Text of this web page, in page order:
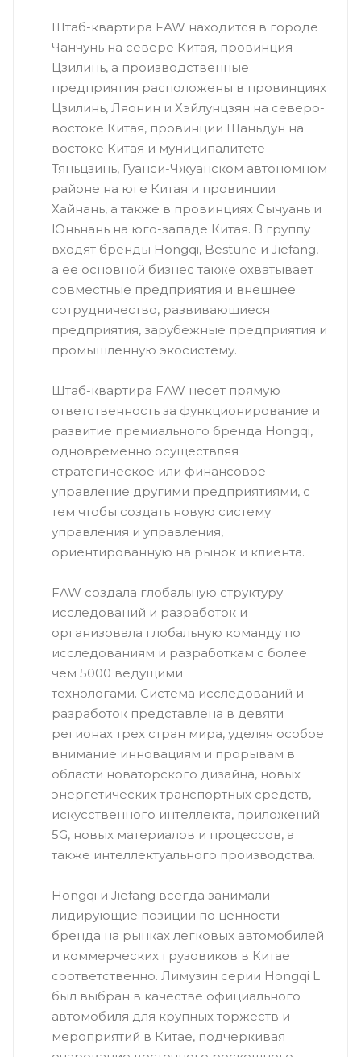
Штаб-квартира FAW находится в городе
Чанчунь на севере Китая, провинция
Цзилинь, а производственные
предприятия расположены в провинциях
Цзилинь, Ляонин и Хэйлунцзян на северо-
востоке Китая, провинции Шаньдун на
востоке Китая и муниципалитете
Тяньцзинь, Гуанси-Чжуанском автономном
районе на юге Китая и провинции
Хайнань, а также в провинциях Сычуань и
Юньнань на юго-западе Китая. В группу
входят бренды Hongqi, Bestune и Jiefang,
а ее основной бизнес также охватывает
совместные предприятия и внешнее
сотрудничество, развивающиеся
предприятия, зарубежные предприятия и
промышленную экосистему.
Штаб-квартира FAW несет прямую
ответственность за функционирование и
развитие премиального бренда Hongqi,
одновременно осуществляя
стратегическое или финансовое
управление другими предприятиями, с
тем чтобы создать новую систему
управления и управления,
ориентированную на рынок и клиента.
FAW создала глобальную структуру
исследований и разработок и
организовала глобальную команду по
исследованиям и разработкам с более
чем 5000 ведущими
технологами. Система исследований и
разработок представлена в девяти
регионах трех стран мира, уделяя особое
внимание инновациям и прорывам в
области новаторского дизайна, новых
энергетических транспортных средств,
искусственного интеллекта, приложений
5G, новых материалов и процессов, а
также интеллектуального производства.
Hongqi и Jiefang всегда занимали
лидирующие позиции по ценности
бренда на рынках легковых автомобилей
и коммерческих грузовиков в Китае
соответственно. Лимузин серии Hongqi L
был выбран в качестве официального
автомобиля для крупных торжеств и
мероприятий в Китае, подчеркивая